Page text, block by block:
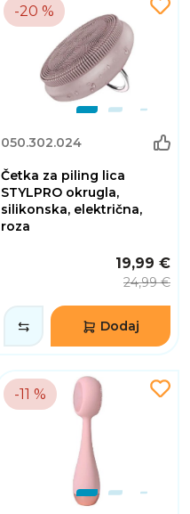
-20 %
050.302.024
Četka za piling lica
STYLPRO okrugla,
silikonska, električna,
roza
19,99 €
24,99 €
Dodaj
-11 %